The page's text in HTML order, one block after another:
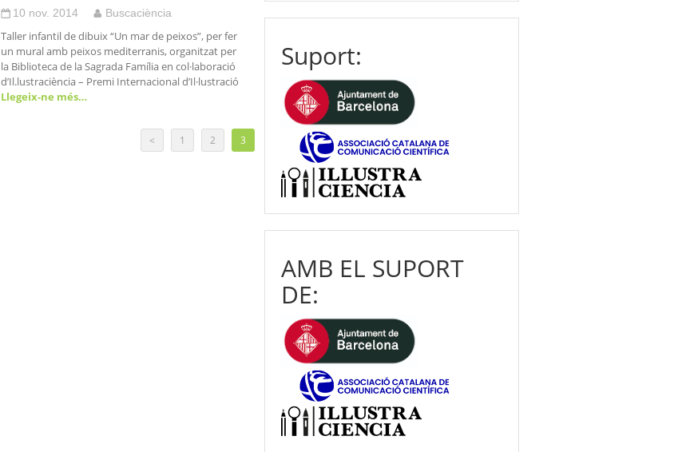
10 nov. 2014 Buscaciència
Taller infantil de dibuix “Un mar de peixos”, per fer
un mural amb peixos mediterranis, organitzat per
la Biblioteca de la Sagrada Família en col·laboració
d’Il.lustraciència – Premi Internacional d’Il·lustració
Llegeix-ne més…
< 1 2 3
Suport:
AMB EL SUPORT
DE: